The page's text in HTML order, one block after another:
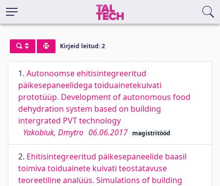
Kirjeid leitud: 2
1. Autonoomse ehitisintegreeritud
päikesepaneelidega toiduainetekuivati
prototüüp. Development of autonomous food
dehydration system based on building
intergrated PVT technology
Yakobiuk, Dmytro 06.06.2017 magistritööd
2. Ehitisintegreeritud päikesepaneelide baasil
toimiva toiduainete kuivati teostatavuse
teoreetiline analüüs. Simulations of building